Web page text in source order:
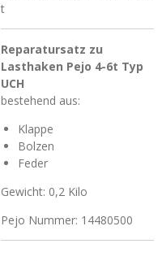
t
Reparatursatz zu
Lasthaken Pejo 4-6t Typ
UCH
bestehend aus:
Klappe
Bolzen
Feder
Gewicht: 0,2 Kilo
Pejo Nummer: 14480500